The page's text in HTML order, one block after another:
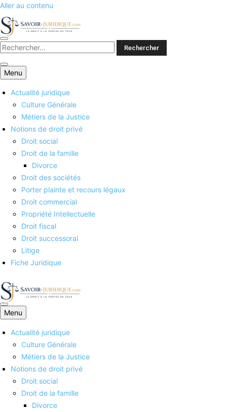
Aller au contenu
Savoirs juridiques
Menu
Actualité juridique
Culture Générale
Métiers de la Justice
Notions de droit privé
Droit social
Droit de la famille
Divorce
Droit des sociétés
Porter plainte et recours légaux
Droit commercial
Propriété Intellectuelle
Droit fiscal
Droit successoral
Litige
Fiche Juridique
Savoirs juridiques
Menu
Actualité juridique
Culture Générale
Métiers de la Justice
Notions de droit privé
Droit social
Droit de la famille
Divorce